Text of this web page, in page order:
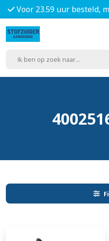
Voor 23.59 uur besteld,